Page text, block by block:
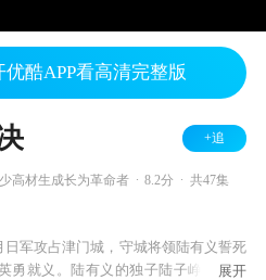
酷APP看高清完整版
+追
高材生成长为革命者 8.2分 共47集
日军攻占津门城，守城将领陆有义誓死
勇就义。陆有义的独子陆子峥一夜之
展开